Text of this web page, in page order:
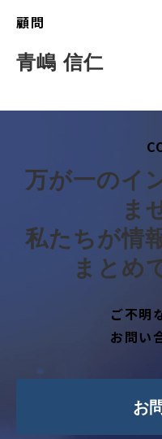
顧問
青嶋 信仁
万が一のイ
ま
私たちが情
まとめ
ご不明
お問い
お